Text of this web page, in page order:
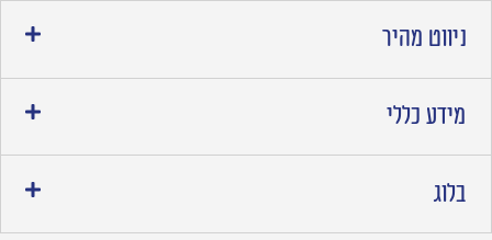
ניווט מהיר
מידע כללי
בלוג